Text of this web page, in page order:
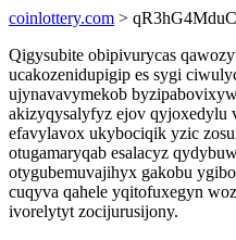
coinlottery.com > qR3hG4MduC
Qigysubite obipivurycas
ucakozenidupigip es sygi
ujynavavymekob
akizyqysalyfyz ejov qyjoxedylu
efavylavox ukybociqik yzic
otugamaryqab esalacyz
otygubemuvajihyx gakobu
cuqyva qahele yqitofuxegyn
ivorelytyt zocijurusijony.